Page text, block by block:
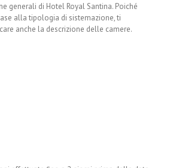
generali di Hotel Royal Santina. Poiché
alla tipologia di sistemazione, ti
anche la descrizione delle camere.